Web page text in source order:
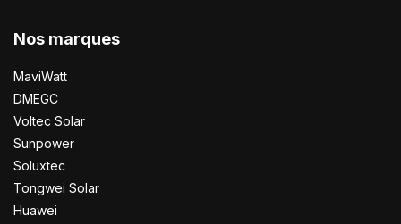
Nos marques
MaviWatt
DMEGC
Voltec Solar
Sunpower
Soluxtec
Tongwei Solar
Huawei